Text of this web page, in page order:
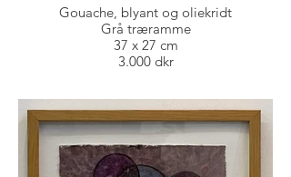
Gouache, blyant og oliekridt
Grå træramme
37 x 27 cm
3.000 dkr